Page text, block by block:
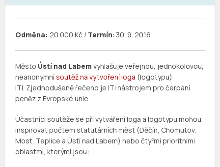
Odměna: 20 000 Kč / Termín: 30. 9. 2016
Město Ústí nad Labem vyhlašuje veřejnou, jednokolovou,
neanonymnísoutěž na vytvoření loga (logotypu)
ITI. Zjednodušeně řečeno je ITI nástrojem pro čerpání
peněz z Evropské unie.
Účastníci soutěže se při vytváření loga a logotypu mohou
inspirovat počtem statutárních měst (Děčín, Chomutov,
Most, Teplice a Ústí nad Labem) nebo čtyřmi prioritními
oblastmi, kterými jsou: